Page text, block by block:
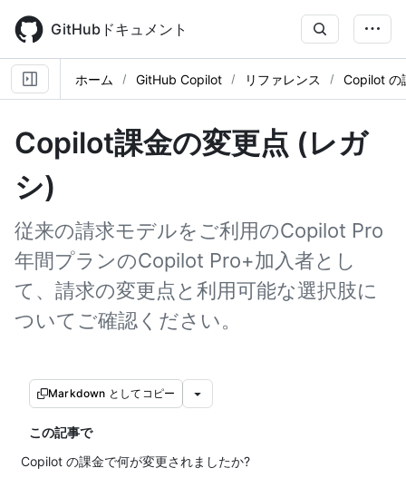
main
content
GitHubドキュメント
ホーム GitHub Copilot リファレンス Copilot の
Copilot課金の変更点 (レガ
シ)
従来の請求モデルをご利用のCopilot Pro
年間プランのCopilot Pro+加入者とし
て、請求の変更点と利用可能な選択肢に
ついてご確認ください。
Markdown としてコピー
この記事で
Copilot の課金で何が変更されましたか?